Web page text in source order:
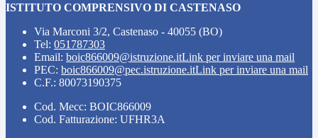
ISTITUTO COMPRENSIVO DI CASTENASO
Via Marconi 3/2, Castenaso - 40055 (BO)
Tel: 051787303
Email: boic866009@istruzione.itLink per inviare una mail
PEC: boic866009@pec.istruzione.itLink per inviare una mail
C.F.: 80073190375
Cod. Mecc: BOIC866009
Cod. Fatturazione: UFHR3A